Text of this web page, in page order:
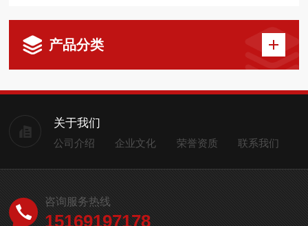
产品分类
关于我们
公司介绍 企业文化 荣誉资质 联系我们
咨询服务热线
15169197178